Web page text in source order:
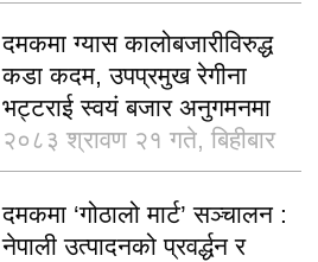
दमकमा ग्यास कालोबजारीविरुद्ध
कडा कदम, उपप्रमुख रेगीना
भट्टराई स्वयं बजार अनुगमनमा
२०८३ श्रावण २१ गते, बिहीबार
दमकमा ‘गोठालो मार्ट’ सञ्चालन :
नेपाली उत्पादनको प्रवर्द्धन र